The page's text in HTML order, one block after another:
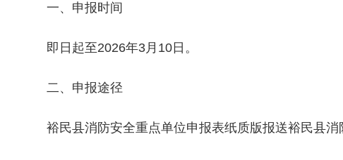
一、申报时间
即日起至2026年3月10日。
二、申报途径
裕民县消防安全重点单位申报表纸质版报送裕民县